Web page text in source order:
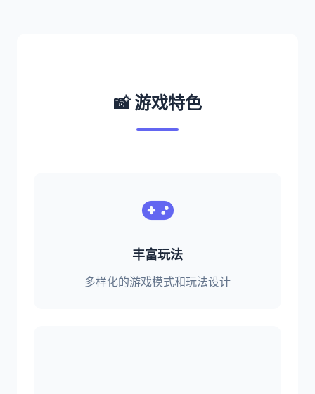
📸 游戏特色
丰富玩法
多样化的游戏模式和玩法设计